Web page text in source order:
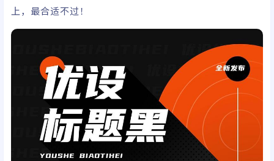
上，最合适不过！